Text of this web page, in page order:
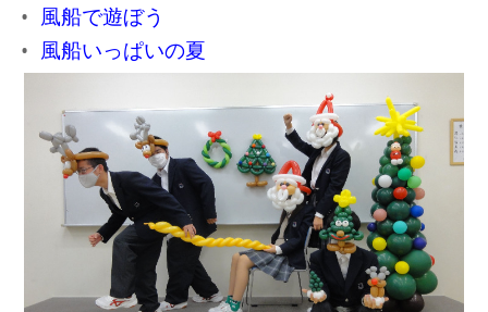
風船で遊ぼう
風船いっぱいの夏